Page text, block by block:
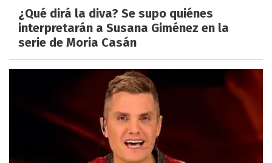
¿Qué dirá la diva? Se supo quiénes
interpretarán a Susana Giménez en la
serie de Moria Casán